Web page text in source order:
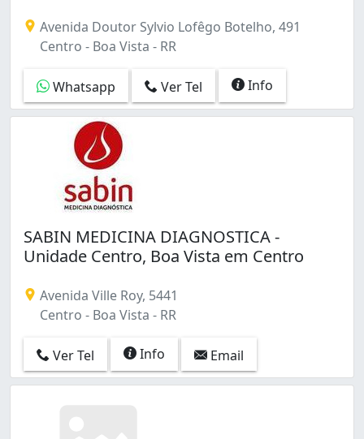
Avenida Doutor Sylvio Lofêgo Botelho, 491
Centro - Boa Vista - RR
Whatsapp Ver Tel Info
SABIN MEDICINA DIAGNOSTICA -
Unidade Centro, Boa Vista em Centro
Avenida Ville Roy, 5441
Centro - Boa Vista - RR
Ver Tel Info Email